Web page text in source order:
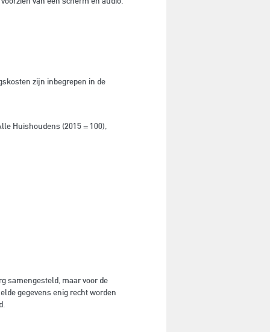
zijn inbegrepen in de
Huishoudens (2015 = 100),
samengesteld, maar voor de
gegevens enig recht worden